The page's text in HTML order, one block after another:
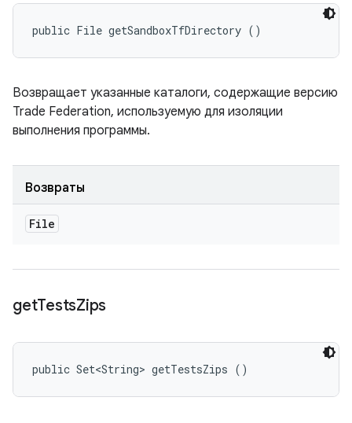
public File getSandboxTfDirectory ()
Возвращает указанные каталоги, содержащие версию
Trade Federation, используемую для изоляции
выполнения программы.
Возвраты
File
getTestsZips
public Set<String> getTestsZips ()